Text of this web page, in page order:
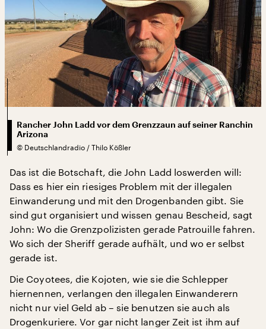
Rancher John Ladd vor dem Grenzzaun auf seiner Ranchin
Arizona
© Deutschlandradio / Thilo Kößler
Das ist die Botschaft, die John Ladd loswerden will:
Dass es hier ein riesiges Problem mit der illegalen
Einwanderung und mit den Drogenbanden gibt. Sie
sind gut organisiert und wissen genau Bescheid, sagt
John: Wo die Grenzpolizisten gerade Patrouille fahren.
Wo sich der Sheriff gerade aufhält, und wo er selbst
gerade ist.
Die Coyotees, die Kojoten, wie sie die Schlepper
hiernennen, verlangen den illegalen Einwanderern
nicht nur viel Geld ab – sie benutzen sie auch als
Drogenkuriere. Vor gar nicht langer Zeit ist ihm auf